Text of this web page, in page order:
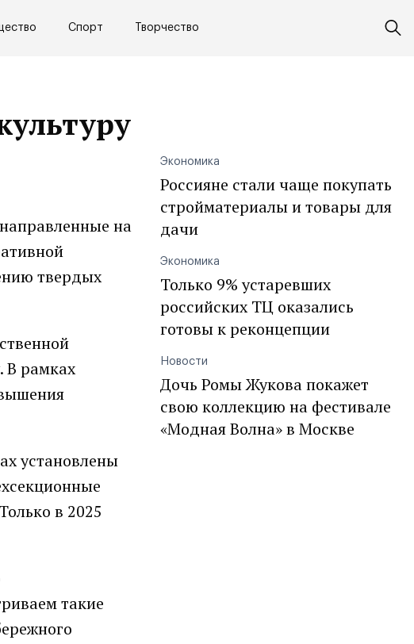
Спорт Творчество
на
твердых
В рамках
установлены
в 2025
такие
Экономика
Россияне стали чаще покупать
стройматериалы и товары для
дачи
Экономика
Только 9% устаревших
российских ТЦ оказались
готовы к реконцепции
Новости
Дочь Ромы Жукова покажет
свою коллекцию на фестивале
«Модная Волна» в Москве